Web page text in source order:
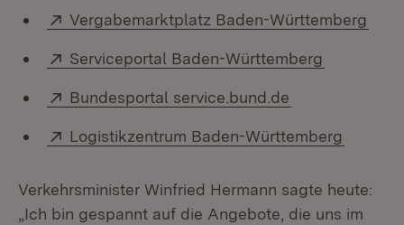
Extern:
Vergabemarktplatz Baden-Württemberg
Extern:
Serviceportal Baden-Württemberg
Extern:
Bundesportal service.bund.de
Extern:
Logistikzentrum Baden-Württemberg
Verkehrsminister Winfried Hermann sagte heute:
„Ich bin gespannt auf die Angebote, die uns im